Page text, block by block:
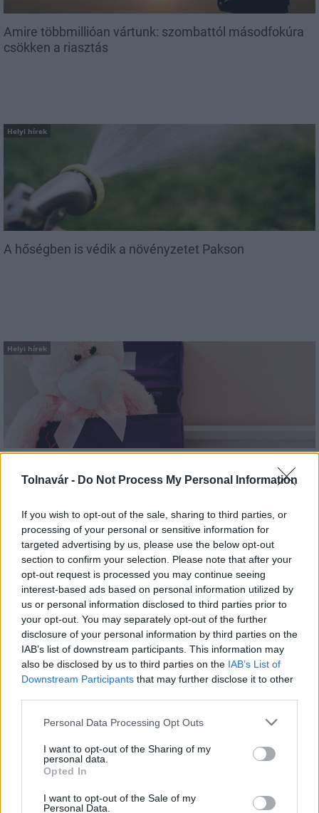
Tolnavár - Do Not Process My Personal Information
If you wish to opt-out of the sale, sharing to third parties, or
processing of your personal or sensitive information for
targeted advertising by us, please use the below opt-out
section to confirm your selection. Please note that after your
opt-out request is processed you may continue seeing
interest-based ads based on personal information utilized by
us or personal information disclosed to third parties prior to
your opt-out. You may separately opt-out of the further
disclosure of your personal information by third parties on the
IAB’s list of downstream participants. This information may
also be disclosed by us to third parties on the IAB’s List of
Downstream Participants that may further disclose it to other
Please note that this website/app uses one or more Google
not limited to your visit or usage behaviour. You may click to
grant or deny consent to Google and its third-party tags to
use your data for below specified purposes in below Google
consent section.
Personal Data Processing Opt Outs
I want to opt-out of the Sharing of my
personal data.
Opted In
I want to opt-out of the Sale of my
Personal Data.
Amire többmillióan vártunk: szombattól másodfokúra
csökken a riasztás
Helyi hírek
A hőségben is védik a növényzetet Pakson
Helyi hírek
iskolakezdéshez
MAGYAR ÉPÍTŐK
Útépítés